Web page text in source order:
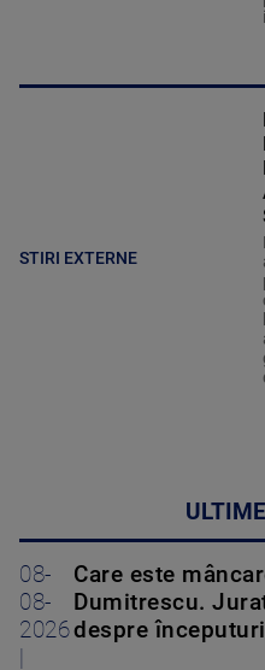
STIRI EXTERNE
08-
08-
2026
Care este
Dumitrescu.
despre